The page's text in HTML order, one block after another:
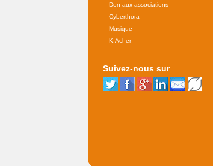
Don aux associations
Cyberthora
Musique
K.Acher
Suivez-nous sur